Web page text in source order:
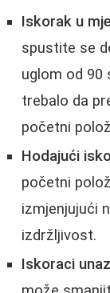
Iskorak u
spustite se
uglom od 90
trebalo da
početni
Hodajući
početni
izmjenjujući
izdržljivost.
Iskoraci